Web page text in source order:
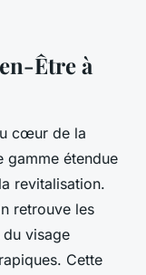
Être à
cœur de la
gamme étendue
revitalisation.
retrouve les
du visage
Cette